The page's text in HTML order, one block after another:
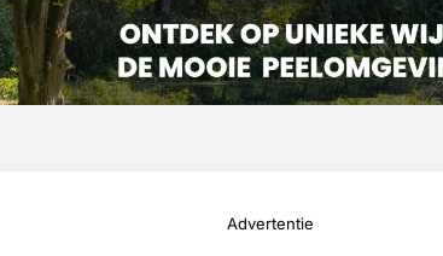
Advertentie